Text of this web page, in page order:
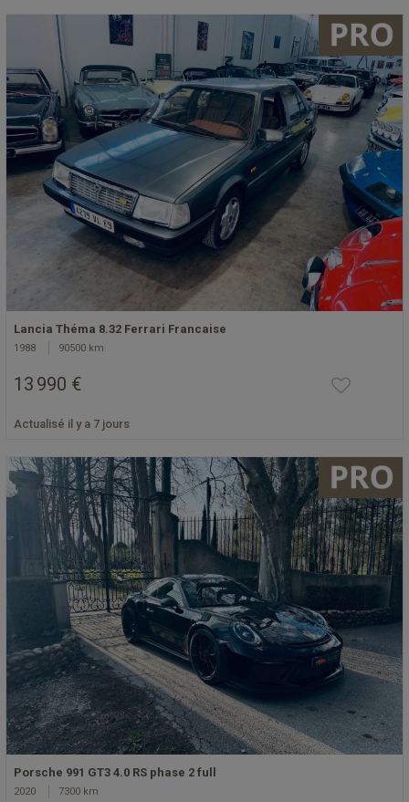
Lancia Théma 8.32 Ferrari Francaise
1988 90500 km
13 990 €
Actualisé il y a 7 jours
Porsche 991 GT3 4.0 RS phase 2 full
2020 7300 km